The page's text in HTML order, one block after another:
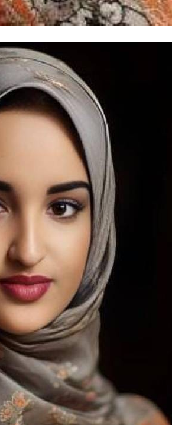
upload your own photo
100% FREE
×10 more visibility